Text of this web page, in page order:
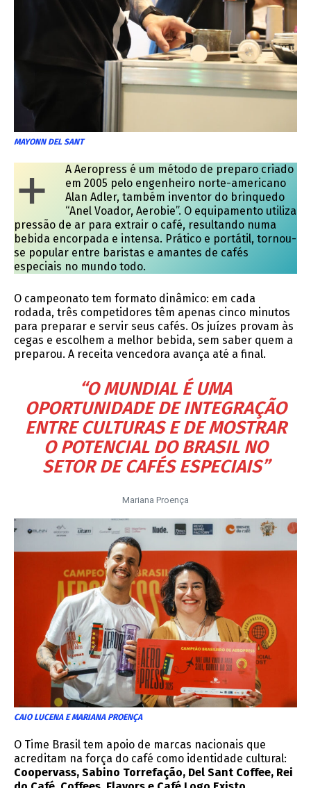
MAYONN DEL SANT
+
A Aeropress é um método de preparo criado
em 2005 pelo engenheiro norte-americano
Alan Adler, também inventor do brinquedo
“Anel Voador, Aerobie”. O equipamento utiliza
pressão de ar para extrair o café, resultando numa
bebida encorpada e intensa. Prático e portátil, tornou-
se popular entre baristas e amantes de cafés
especiais no mundo todo.
O campeonato tem formato dinâmico: em cada
rodada, três competidores têm apenas cinco minutos
para preparar e servir seus cafés. Os juízes provam às
cegas e escolhem a melhor bebida, sem saber quem a
preparou. A receita vencedora avança até a final.
“O MUNDIAL É UMA
OPORTUNIDADE DE INTEGRAÇÃO
ENTRE CULTURAS E DE MOSTRAR
O POTENCIAL DO BRASIL NO
SETOR DE CAFÉS ESPECIAIS”
Mariana Proença
CAIO LUCENA E MARIANA PROENÇA
O Time Brasil tem apoio de marcas nacionais que
acreditam na força do café como identidade cultural:
Coopervass, Sabino Torrefação, Del Sant Coffee, Rei